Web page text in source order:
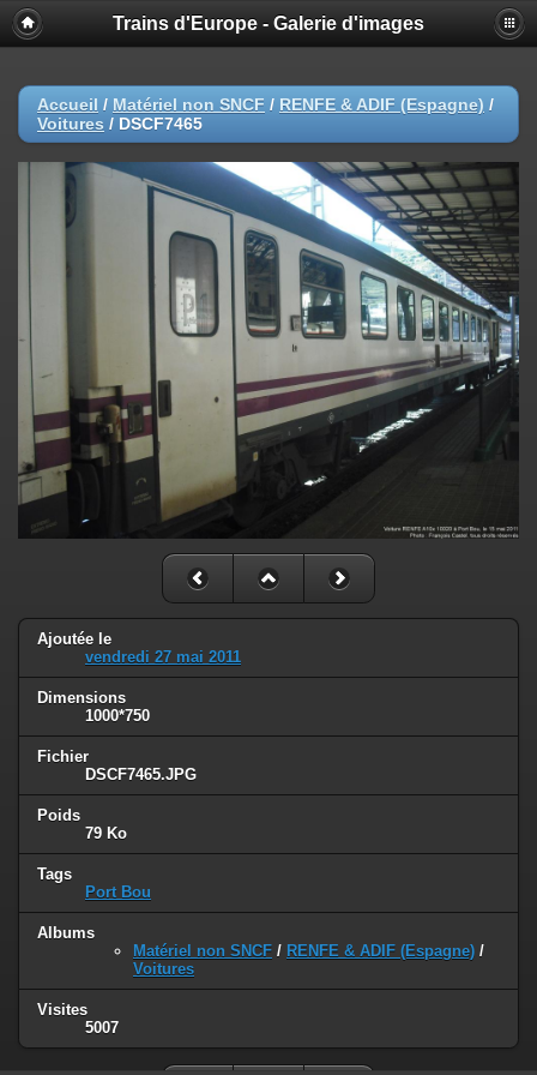
Trains d'Europe - Galerie d'images
Accueil / Matériel non SNCF / RENFE & ADIF (Espagne) /
Voitures / DSCF7465
Ajoutée le
vendredi 27 mai 2011
Dimensions
1000*750
Fichier
DSCF7465.JPG
Poids
79 Ko
Tags
Port Bou
Albums
Matériel non SNCF / RENFE & ADIF (Espagne) /
Voitures
Visites
5007